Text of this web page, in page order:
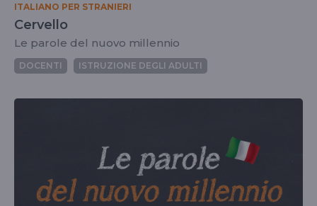
ITALIANO PER STRANIERI
Cervello
Le parole del nuovo millennio
DOCENTI ISTRUZIONE DEGLI ADULTI